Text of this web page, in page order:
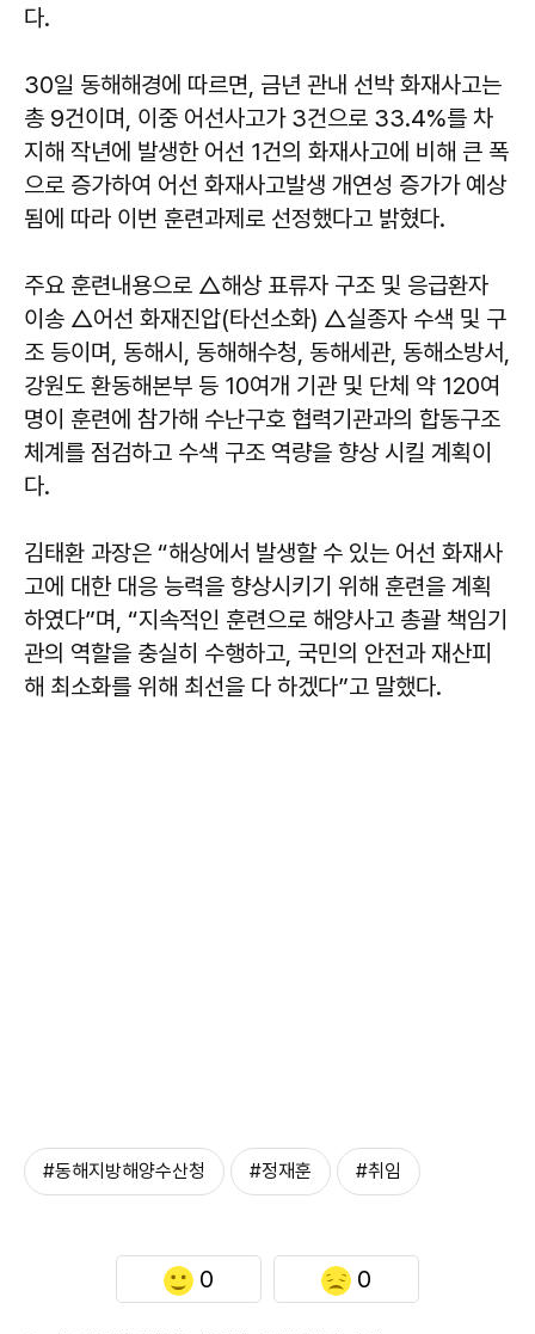
다.
30일 동해해경에 따르면, 금년 관내 선박 화재사고는
총 9건이며, 이중 어선사고가 3건으로 33.4%를 차
지해 작년에 발생한 어선 1건의 화재사고에 비해 큰 폭
으로 증가하여 어선 화재사고발생 개연성 증가가 예상
됨에 따라 이번 훈련과제로 선정했다고 밝혔다.
주요 훈련내용으로 △해상 표류자 구조 및 응급환자
이송 △어선 화재진압(타선소화) △실종자 수색 및 구
조 등이며, 동해시, 동해해수청, 동해세관, 동해소방서,
강원도 환동해본부 등 10여개 기관 및 단체 약 120여
명이 훈련에 참가해 수난구호 협력기관과의 합동구조
체계를 점검하고 수색 구조 역량을 향상 시킬 계획이
다.
김태환 과장은 “해상에서 발생할 수 있는 어선 화재사
고에 대한 대응 능력을 향상시키기 위해 훈련을 계획
하였다”며, “지속적인 훈련으로 해양사고 총괄 책임기
관의 역할을 충실히 수행하고, 국민의 안전과 재산피
해 최소화를 위해 최선을 다 하겠다”고 말했다.
#동해지방해양수산청 #정재훈 #취임
0 0